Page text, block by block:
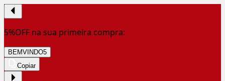
5%OFF na sua primeira compra:
BEMVINDO5
Copiar